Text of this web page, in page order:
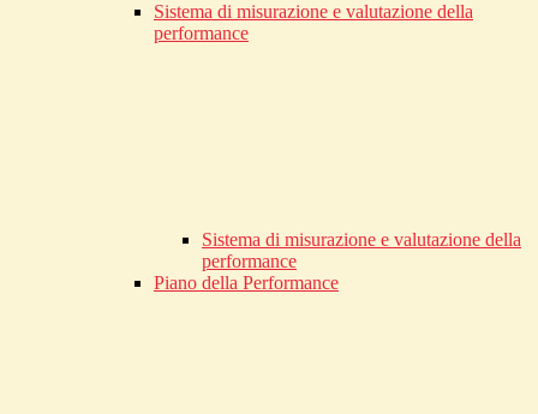
Sistema di misurazione e valutazione della
performance
Sistema di misurazione e valutazione della
performance
Piano della Performance